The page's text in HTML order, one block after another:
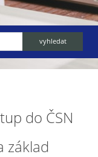
do ČSN
základ